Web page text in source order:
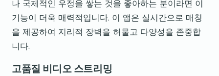
나 국제적인 우정을 쌓는 것을 좋아하는 분이라면 이
기능이 더욱 매력적입니다. 이 앱은 실시간으로 매칭
을 제공하여 지리적 장벽을 허물고 다양성을 존중합
니다.
고품질 비디오 스트리밍